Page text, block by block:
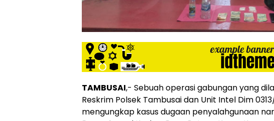
TAMBUSAI,- Sebuah operasi gabungan yang
Reskrim Polsek Tambusai dan Unit Intel Dim
mengungkap kasus dugaan penyalahgunaan